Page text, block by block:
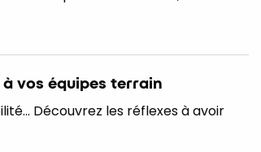
vos équipes terrain
Découvrez les réflexes à avoir